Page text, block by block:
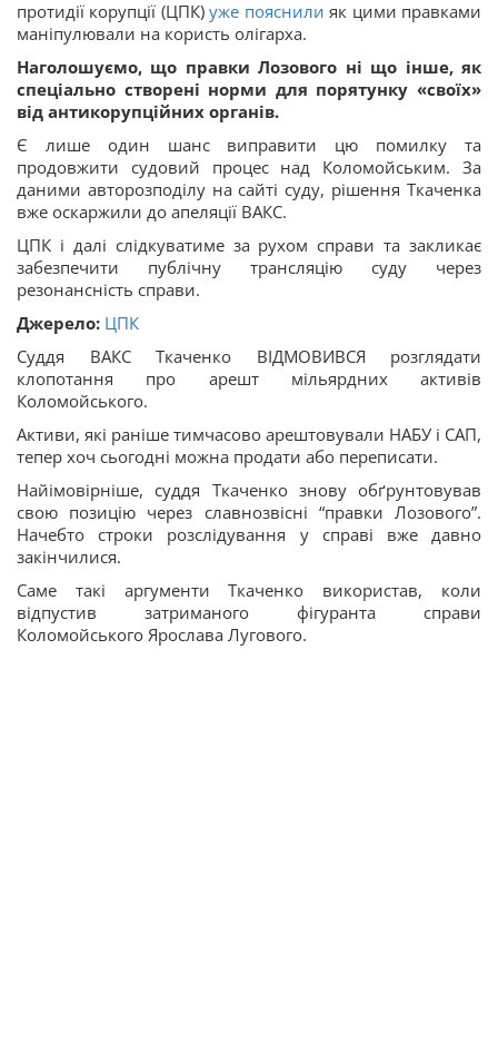
протидії корупції (ЦПК)уже пояснили як цими правками
маніпулювали на користь олігарха.
Наголошуємо, що правки Лозового ні що інше, як
спеціально створені норми для порятунку «своїх»
від антикорупційних органів.
Є лише один шанс виправити цю помилку та
продовжити судовий процес над Коломойським. За
даними авторозподілу на сайті суду, рішення Ткаченка
вже оскаржили до апеляції ВАКС.
ЦПК і далі слідкуватиме за рухом справи та закликає
забезпечити публічну трансляцію суду через
резонансність справи.
Джерело: ЦПК
Суддя ВАКС Ткаченко ВІДМОВИВСЯ розглядати
клопотання про арешт мільярдних активів
Коломойського.
Активи, які раніше тимчасово арештовували НАБУ і САП,
тепер хоч сьогодні можна продати або переписати.
Найімовірніше, суддя Ткаченко знову обґрунтовував
свою позицію через славнозвісні “правки Лозового”.
Начебто строки розслідування у справі вже давно
закінчилися.
Саме такі аргументи Ткаченко використав, коли
відпустив затриманого фігуранта справи
Коломойського Ярослава Лугового.